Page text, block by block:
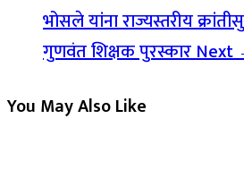
भोसले यांना राज्यस्तरीय
गुणवंत शिक्षक पुरस्कारNext
You May Also Like